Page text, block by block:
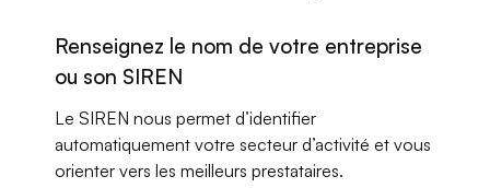
Renseignez le nom de votre entreprise
ou son SIREN
Le SIREN nous permet d’identifier
automatiquement votre secteur d’activité et vous
orienter vers les meilleurs prestataires.